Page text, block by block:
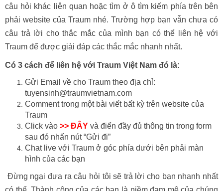
câu hỏi khác liên quan hoặc tìm ở ô tìm kiếm phía trên bên
phải website của Traum nhé. Trường hợp bạn vẫn chưa có
câu trả lời cho thắc mắc của mình bạn có thể liên hệ với
Traum để được giải đáp các thắc mắc nhanh nhất.
Có 3 cách để liên hệ với Traum Việt Nam đó là:
Gửi Email về cho Traum theo địa chỉ:
tuyensinh@traumvietnam.com
Comment trong một bài viết bất kỳ trên website của
Traum
Click vào >> ĐÂY và điển đầy đủ thông tin trong form
sau đó nhấn nút “Gửi đi”
Chat live với Traum ở góc phía dưới bên phải màn
hình của các bạn
Đừng ngại đưa ra câu hỏi tôi sẽ trả lời cho bạn nhanh nhất